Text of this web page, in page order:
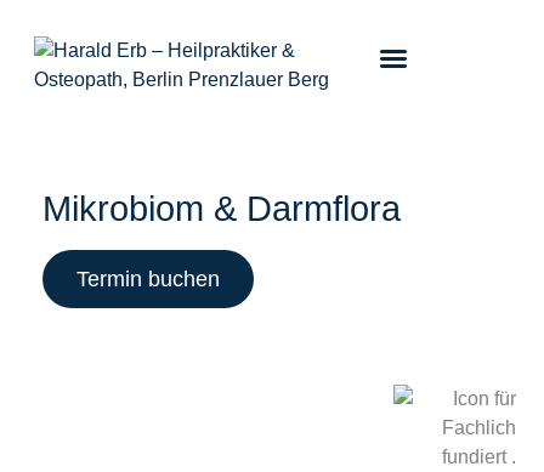
Mikrobiom & Darmflora
Termin buchen